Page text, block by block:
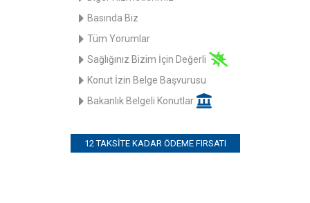
Basında Biz
Tüm Yorumlar
Sağlığınız Bizim İçin Değerli
Konut İzin Belge Başvurusu
Bakanlık Belgeli Konutlar
12 TAKSITE KADAR ÖDEME FIRSATI